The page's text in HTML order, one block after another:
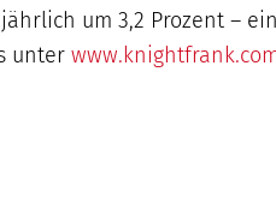
um 3,2 Prozent –
unter